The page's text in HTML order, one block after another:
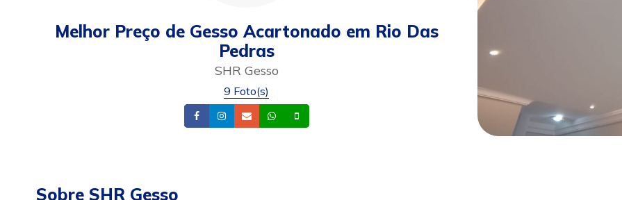
Melhor Preço de Gesso Acartonado em Rio Das
Pedras
SHR Gesso
9 Foto(s)
FacebookInstagram
Email Whatsapp
Sobre SHR Gesso